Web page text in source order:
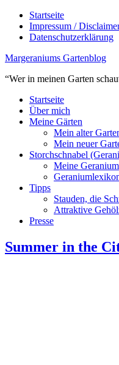
Startseite
Impressum /
Datenschutzerklärung
Margeraniums Gartenblog
“Wer in meinen Garten
Startseite
Über mich
Meine Gärten
Mein alter
Mein neuer
Storchschnabel
Meine Geranium
Tipps
Stauden, die
Attraktive
Presse
Summer in the